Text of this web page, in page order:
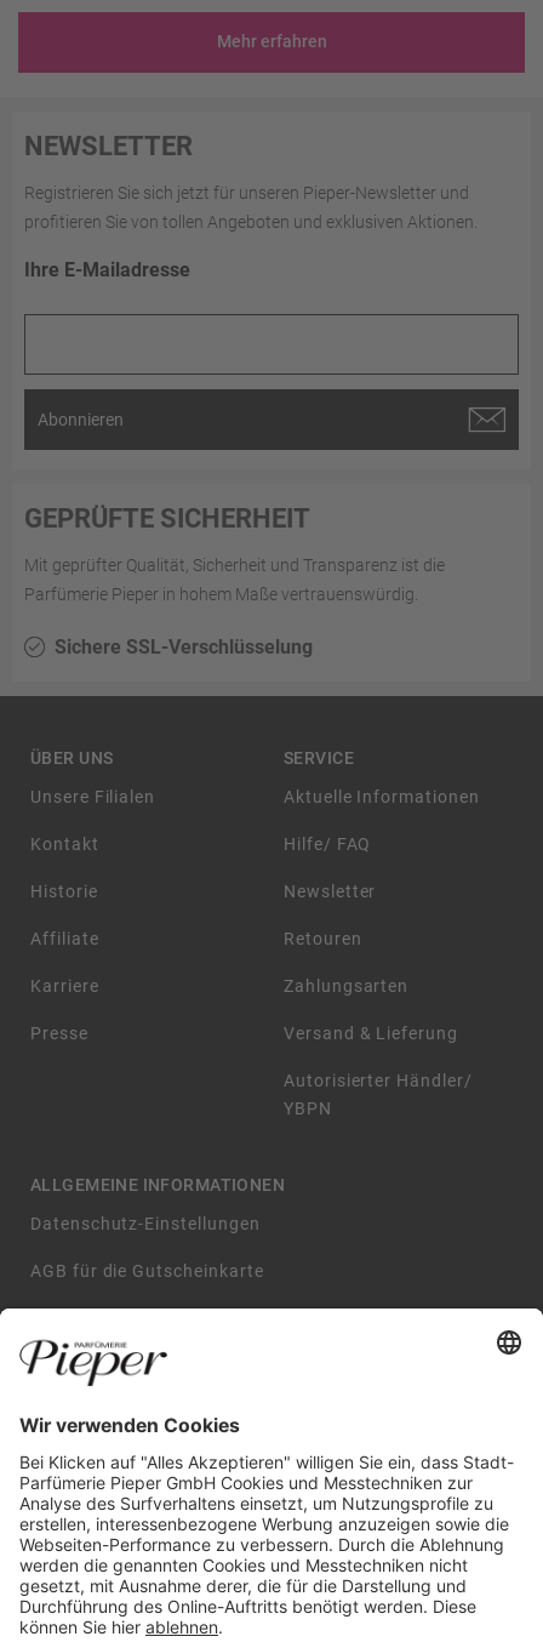
Mehr erfahren
NEWSLETTER
Registrieren Sie sich jetzt für unseren Pieper-Newsletter und
profitieren Sie von tollen Angeboten und exklusiven Aktionen.
Ihre E-Mailadresse
Abonnieren
GEPRÜFTE SICHERHEIT
Mit geprüfter Qualität, Sicherheit und Transparenz ist die
Parfümerie Pieper in hohem Maße vertrauenswürdig.
Sichere SSL-Verschlüsselung
ÜBER UNS
Unsere Filialen
Kontakt
Historie
Affiliate
Karriere
Presse
SERVICE
Aktuelle Informationen
Hilfe/ FAQ
Newsletter
Retouren
Zahlungsarten
Versand & Lieferung
Autorisierter Händler/
YBPN
ALLGEMEINE INFORMATIONEN
Datenschutz-Einstellungen
AGB für die Gutscheinkarte
AGB
Widerrufsbelehrung
GARANTIERTE SICHERHEIT